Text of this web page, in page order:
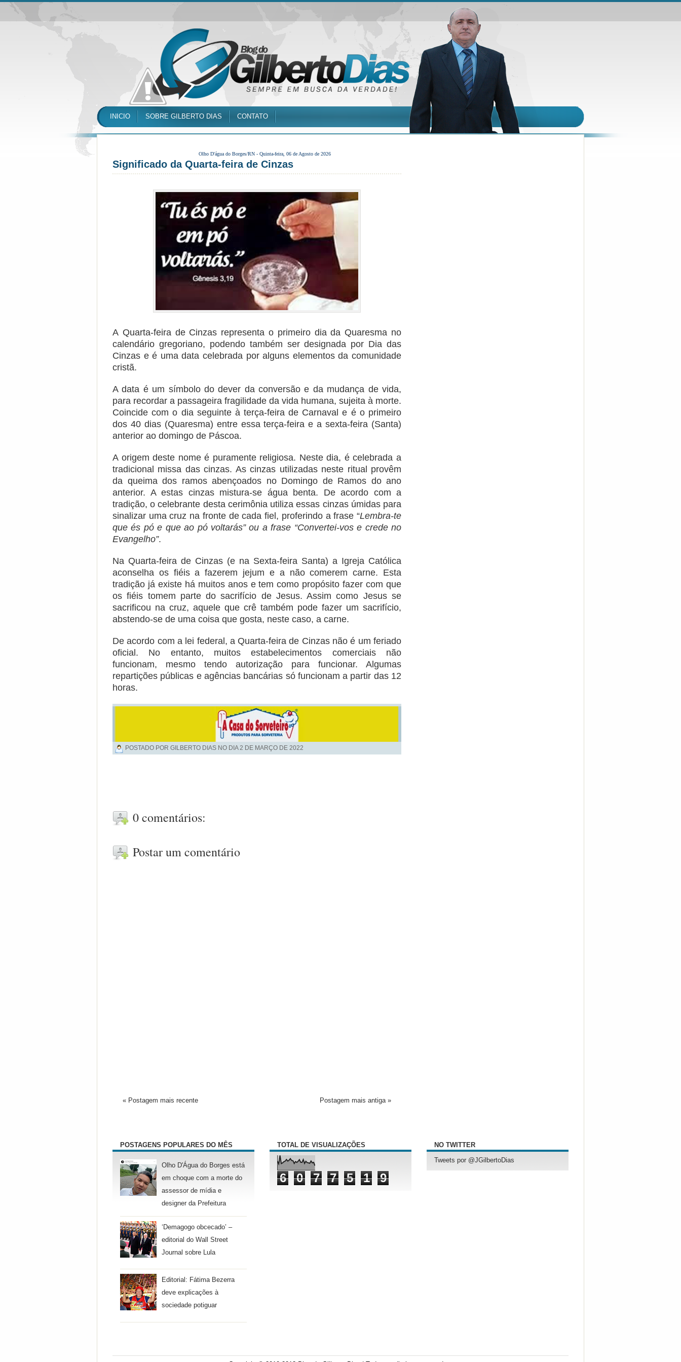
INICIO SOBRE GILBERTO DIAS CONTATO
Olho D'água do Borges/RN - Quinta-feira, 06 de Agosto de 2026
Significado da Quarta-feira de Cinzas
A Quarta-feira de Cinzas representa o primeiro dia da Quaresma no
calendário gregoriano, podendo também ser designada por Dia das
Cinzas e é uma data celebrada por alguns elementos da comunidade
cristã.
A data é um símbolo do dever da conversão e da mudança de vida,
para recordar a passageira fragilidade da vida humana, sujeita à morte.
Coincide com o dia seguinte à terça-feira de Carnaval e é o primeiro
dos 40 dias (Quaresma) entre essa terça-feira e a sexta-feira (Santa)
anterior ao domingo de Páscoa.
A origem deste nome é puramente religiosa. Neste dia, é celebrada a
tradicional missa das cinzas. As cinzas utilizadas neste ritual provêm
da queima dos ramos abençoados no Domingo de Ramos do ano
anterior. A estas cinzas mistura-se água benta. De acordo com a
tradição, o celebrante desta cerimônia utiliza essas cinzas úmidas para
sinalizar uma cruz na fronte de cada fiel, proferindo a frase “Lembra-te
que és pó e que ao pó voltarás” ou a frase “Convertei-vos e crede no
Evangelho”.
Na Quarta-feira de Cinzas (e na Sexta-feira Santa) a Igreja Católica
aconselha os fiéis a fazerem jejum e a não comerem carne. Esta
tradição já existe há muitos anos e tem como propósito fazer com que
os fiéis tomem parte do sacrifício de Jesus. Assim como Jesus se
sacrificou na cruz, aquele que crê também pode fazer um sacrifício,
abstendo-se de uma coisa que gosta, neste caso, a carne.
De acordo com a lei federal, a Quarta-feira de Cinzas não é um feriado
oficial. No entanto, muitos estabelecimentos comerciais não
funcionam, mesmo tendo autorização para funcionar. Algumas
repartições públicas e agências bancárias só funcionam a partir das 12
horas.
POSTADO POR GILBERTO DIAS NO DIA2 DE MARÇO DE 2022
0 comentários:
Postar um comentário
« Postagem mais recente Postagem mais antiga »
POSTAGENS POPULARES DO MÊS
Olho D'Água do Borges está
em choque com a morte do
assessor de mídia e
designer da Prefeitura
‘Demagogo obcecado’ –
editorial do Wall Street
Journal sobre Lula
Editorial: Fátima Bezerra
deve explicações à
sociedade potiguar
TOTAL DE VISUALIZAÇÕES
6 0 7 7 5 1 9
NO TWITTER
Tweets por @JGilbertoDias